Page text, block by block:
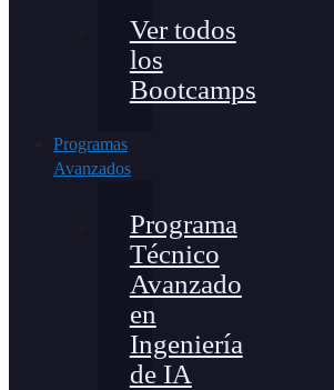
Ver todos
los
Bootcamps
Programas
Avanzados
Programa
Técnico
Avanzado
en
Ingeniería
de IA